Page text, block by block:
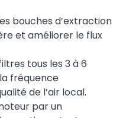
bouches d’extraction
et améliorer le flux
tous les 3 à 6
fréquence
de l’air local.
par un